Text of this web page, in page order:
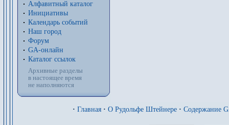
Алфавитный каталог
Инициативы
Календарь событий
Наш город
Форум
GA-онлайн
Каталог ссылок
Архивные разделы
в настоящее время
не наполняются
· Главная · О Рудольфе Штейнере · Содержание